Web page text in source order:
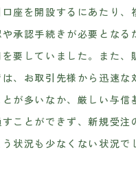
座を開設するにあたり、
承認手続きが必要となる
要していました。また、
、お取引先様から迅速な
が多いなか、厳しい与信
ことができず、新規受注
状況も少なくない状況で